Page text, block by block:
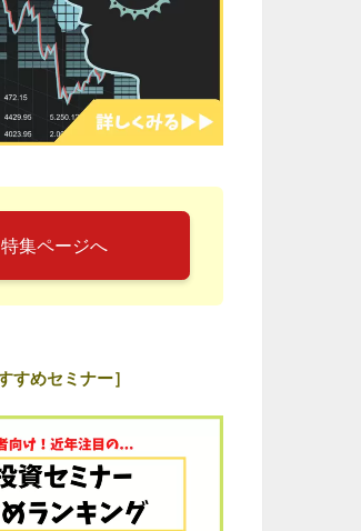
集ページへ
すめセミナー］